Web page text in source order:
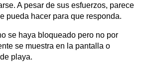
A pesar de sus esfuerzos, parece
pueda hacer para que responda.
se haya bloqueado pero no por
se muestra en la pantalla o
playa.